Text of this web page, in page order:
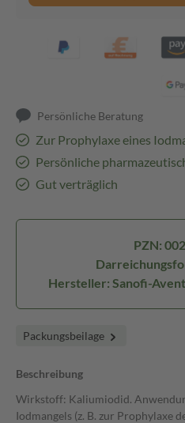
Persönliche Beratung
Zur Prophylaxe eines
Persönliche
Gut verträglich
PZN:
Hersteller: Sanofi-
Packungsbeilage
Beschreibung
Wirkstoff: Kaliumiodid.
Iodmangels (z. B. zur Prophylaxe